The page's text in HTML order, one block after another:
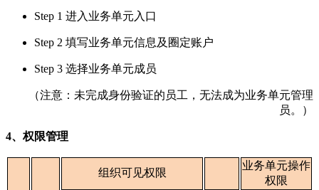
Step 1 进入业务单元入口
Step 2 填写业务单元信息及圈定账户
Step 3 选择业务单元成员
（注意：未完成身份验证的员工，无法成为业务单元管理
员。）
4、权限管理
组织可见权限
业务单元操作
权限